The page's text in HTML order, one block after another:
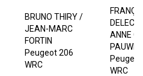
BRUNO THIRY /
JEAN-MARC
FORTIN
Peugeot 206
WRC
ANNE
WRC